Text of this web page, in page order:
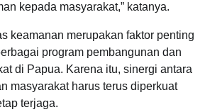
kepada masyarakat,” katanya.
keamanan merupakan faktor penting
program pembangunan dan
di Papua. Karena itu, sinergi antara
masyarakat harus terus diperkuat
terjaga.